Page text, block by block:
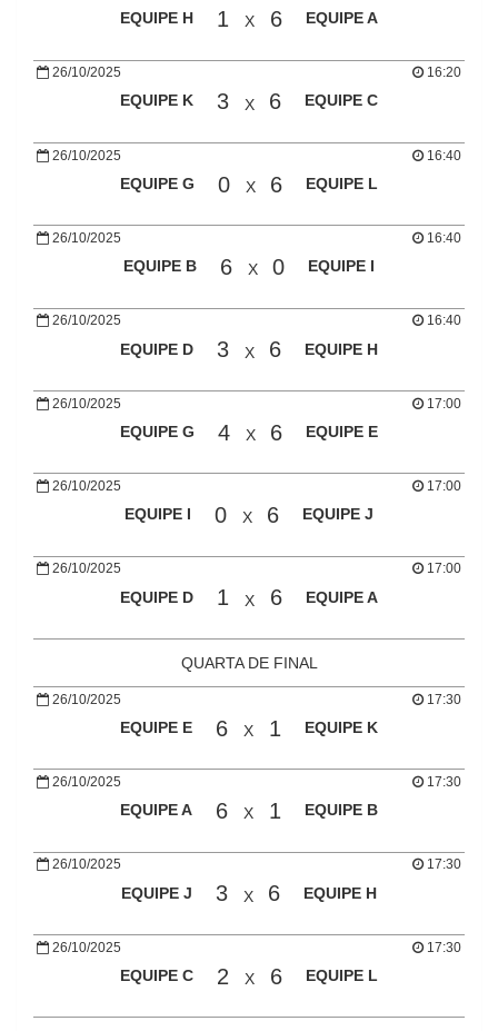
EQUIPE H 1 X 6 EQUIPE A
26/10/2025
EQUIPE K 3 X 6 EQUIPE C
16:20
26/10/2025
EQUIPE G 0 X 6 EQUIPE L
16:40
26/10/2025
EQUIPE B 6 X 0 EQUIPE I
16:40
26/10/2025
EQUIPE D 3 X 6 EQUIPE H
16:40
26/10/2025
EQUIPE G 4 X 6 EQUIPE E
17:00
26/10/2025
EQUIPE I 0 X 6 EQUIPE J
17:00
26/10/2025
EQUIPE D 1 X 6 EQUIPE A
17:00
QUARTA DE FINAL
26/10/2025
EQUIPE E 6 X 1 EQUIPE K
17:30
26/10/2025
EQUIPE A 6 X 1 EQUIPE B
17:30
26/10/2025
EQUIPE J 3 X 6 EQUIPE H
17:30
26/10/2025
EQUIPE C 2 X 6 EQUIPE L
17:30